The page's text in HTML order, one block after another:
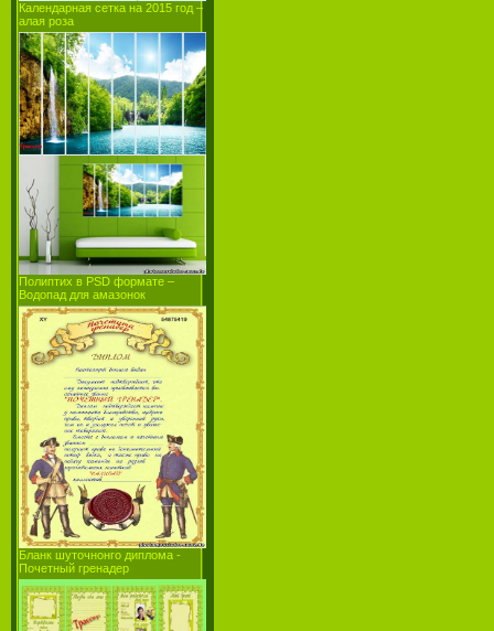
Календарная сетка на 2015 год –
алая роза
Полиптих в PSD формате –
Водопад для амазонок
Бланк шуточнонго диплома -
Почетный гренадер